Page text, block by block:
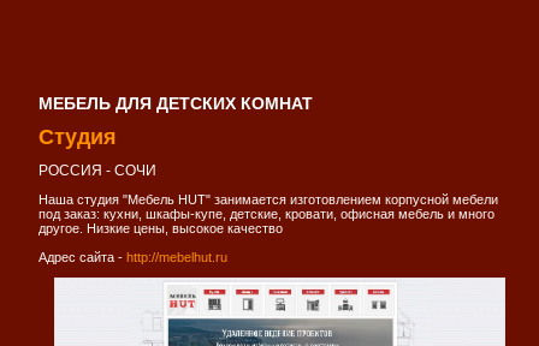
МЕБЕЛЬ ДЛЯ ДЕТСКИХ КОМНАТ
Студия
РОССИЯ - СОЧИ
Наша студия "Мебель HUT" занимается изготовлением корпусной мебели
под заказ: кухни, шкафы-купе, детские, кровати, офисная мебель и много
другое. Низкие цены, высокое качество
Адрес сайта - http://mebelhut.ru